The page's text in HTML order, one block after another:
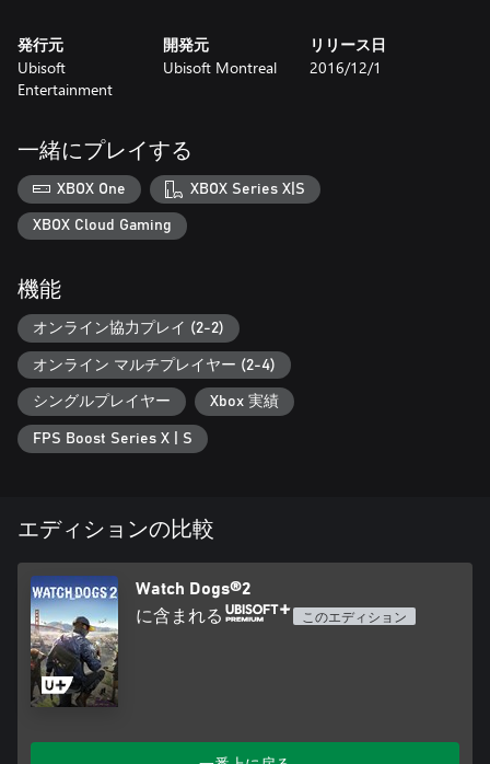
発行元
Ubisoft
Entertainment
開発元
Ubisoft Montreal
リリース日
2016/12/1
一緒にプレイする
XBOX One XBOX Series X|S
XBOX Cloud Gaming
機能
オンライン協力プレイ (2-2)
オンライン マルチプレイヤー (2-4)
シングルプレイヤー Xbox 実績
FPS Boost Series X | S
エディションの比較
Watch Dogs®2
に含まれる このエディション